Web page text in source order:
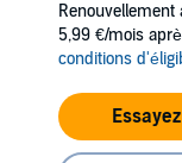
5,99 €/mois
conditions